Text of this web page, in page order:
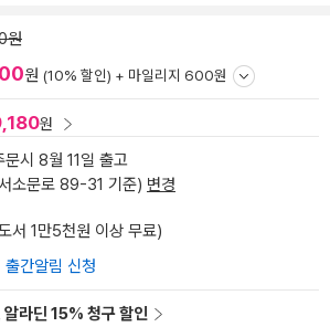
원
원 (10% 할인) + 마일리지 600원
원
문시 8월 11일 출고
소문로 89-31 기준) 변경
서 1만5천원 이상 무료)
출간알림 신청
알라딘 15% 청구 할인